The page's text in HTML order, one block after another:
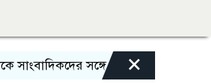
সঙ্গে সরাসরি মতবিনিময়ের সুযোগ
×